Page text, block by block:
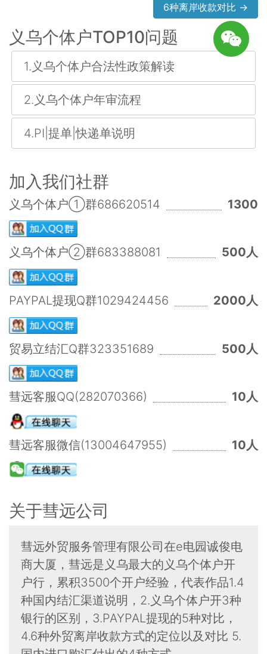
6种离岸收款对比 →
义乌个体户TOP10问题
1.义乌个体户合法性政策解读
2.义乌个体户年审流程
4.PI|提单|快递单说明
加入我们社群
义乌个体户①群686620514 1300
义乌个体户②群683388081 500人
PAYPAL提现Q群1029424456 2000人
贸易立结汇Q群323351689 500人
彗远客服QQ(282070366) 10人
彗远客服微信(13004647955) 10人
关于彗远公司
彗远外贸服务管理有限公司在e电园诚俊电
商大厦，彗远是义乌最大的义乌个体户开
户行，累积3500个开户经验，代表作品1.4
种国内结汇渠道说明，2.义乌个体户开3种
银行的区别，3.PAYPAL提现的5种对比，
4.6种外贸离岸收款方式的定位以及对比 5.